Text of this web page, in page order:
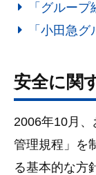
「グルー
「小田急
安全に関
2006年10月
管理規程」を
る基本的な方